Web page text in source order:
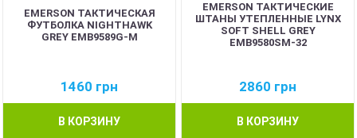
EMERSON ТАКТИЧЕСКАЯ
ФУТБОЛКА NIGHTHAWK
GREY EMB9589G-M
1460 грн
В КОРЗИНУ
EMERSON ТАКТИЧЕСКИЕ
ШТАНЫ УТЕПЛЕННЫЕ LYNX
SOFT SHELL GREY
EMB9580SM-32
2860 грн
В КОРЗИНУ